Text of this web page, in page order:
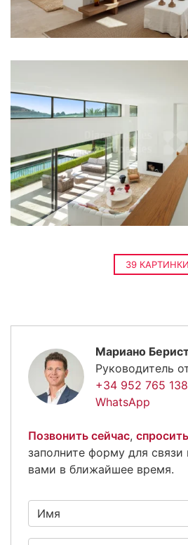
39 КАРТИНКИ
Мариано
Руководитель
+34 952 765 138
WhatsApp
Позвонить сейчас,
заполните форму для
вами в ближайшее время.